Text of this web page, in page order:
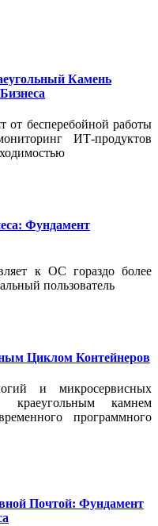
Камень
от бесперебойной работы
ИТ-продуктов
Фундамент
к ОС гораздо более
пользователь
Циклом Контейнеров
и микросервисных
краеугольным камнем
программного
Почтой: Фундамент